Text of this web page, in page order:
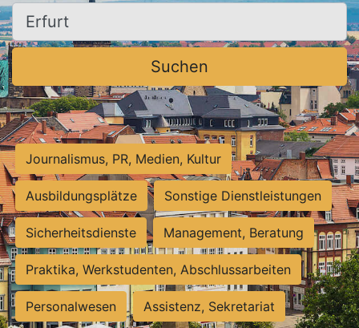
Ort, Stadt
Suchen
Journalismus, PR, Medien, Kultur
Ausbildungsplätze Sonstige Dienstleistungen
Sicherheitsdienste Management, Beratung
Praktika, Werkstudenten, Abschlussarbeiten
Personalwesen Assistenz, Sekretariat